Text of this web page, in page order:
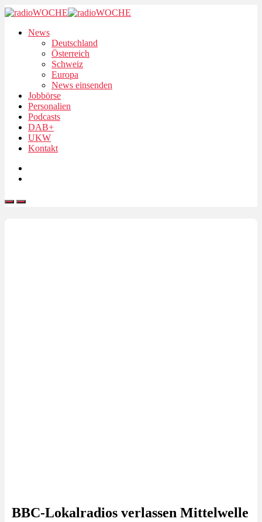
News
Deutschland
Österreich
Schweiz
Europa
News einsenden
Jobbörse
Personalien
Podcasts
DAB+
UKW
Kontakt
BBC-Lokalradios verlassen Mittelwelle